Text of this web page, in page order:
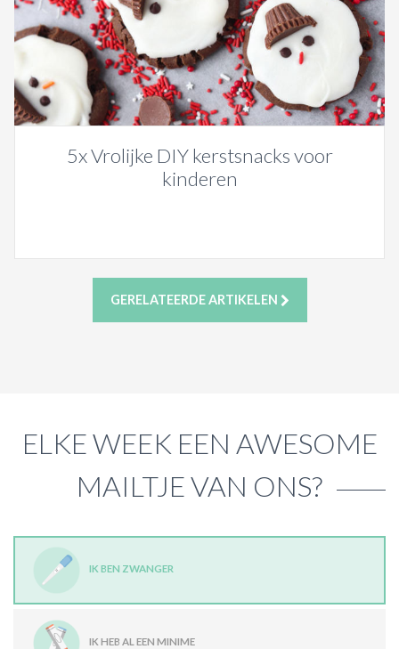
5x Vrolijke DIY kerstsnacks voor
kinderen
GERELATEERDE ARTIKELEN
ELKE WEEK EEN AWESOME
MAILTJE VAN ONS?
IK BEN ZWANGER
IK HEB AL EEN MINIME